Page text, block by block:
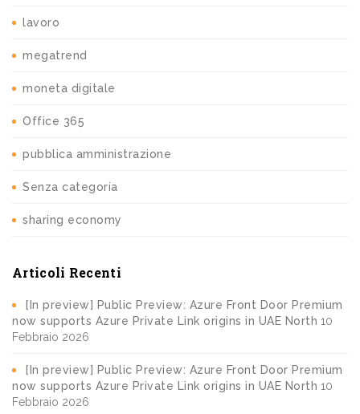
lavoro
megatrend
moneta digitale
Office 365
pubblica amministrazione
Senza categoria
sharing economy
Articoli Recenti
[In preview] Public Preview: Azure Front Door Premium
now supports Azure Private Link origins in UAE North 10
Febbraio 2026
[In preview] Public Preview: Azure Front Door Premium
now supports Azure Private Link origins in UAE North 10
Febbraio 2026